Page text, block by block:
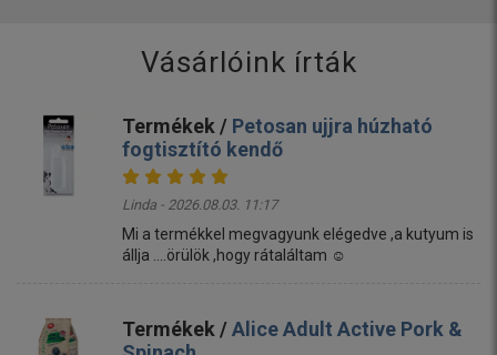
Vásárlóink írták
Termékek / Petosan ujjra húzható
fogtisztító kendő
Linda - 2026.08.03. 11:17
Mi a termékkel megvagyunk elégedve ,a kutyum is
állja ....örülök ,hogy rátaláltam ☺️
Termékek /Alice Adult Active Pork &